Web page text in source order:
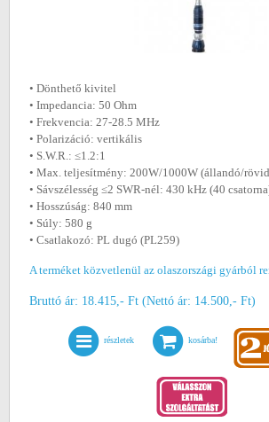
• Dönthető kivitel
• Impedancia: 50 Ohm
• Frekvencia: 27-28.5 MHz
• Polarizáció: vertikális
• S.W.R.: ≤1.2:1
• Max. teljesítmény: 200W/1000W (állandó/
• Sávszélesség ≤2 SWR-nél: 430 kHz (40
• Hosszúság: 840 mm
• Súly: 580 g
• Csatlakozó: PL dugó (PL259)
A terméket közvetlenül az olaszországi gyárból
Bruttó ár: 18.415,- Ft (Nettó ár: 14.500,- Ft)
részletek kosárba!